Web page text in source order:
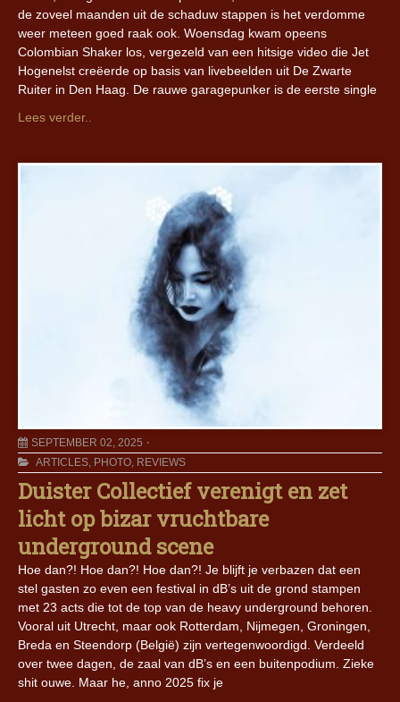
de zoveel maanden uit de schaduw stappen is het verdomme
weer meteen goed raak ook. Woensdag kwam opeens
Colombian Shaker los, vergezeld van een hitsige video die Jet
Hogenelst creëerde op basis van livebeelden uit De Zwarte
Ruiter in Den Haag. De rauwe garagepunker is de eerste single
Lees verder..
SEPTEMBER 02, 2025
ARTICLES, PHOTO, REVIEWS
Duister Collectief verenigt en zet
licht op bizar vruchtbare
underground scene
Hoe dan?! Hoe dan?! Hoe dan?! Je blijft je verbazen dat een
stel gasten zo even een festival in dB’s uit de grond stampen
met 23 acts die tot de top van de heavy underground behoren.
Vooral uit Utrecht, maar ook Rotterdam, Nijmegen, Groningen,
Breda en Steendorp (België) zijn vertegenwoordigd. Verdeeld
over twee dagen, de zaal van dB’s en een buitenpodium. Zieke
shit ouwe. Maar he, anno 2025 fix je